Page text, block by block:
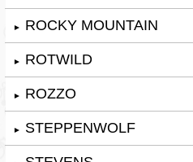
► ROCKY MOUNTAIN
► ROTWILD
► ROZZO
► STEPPENWOLF